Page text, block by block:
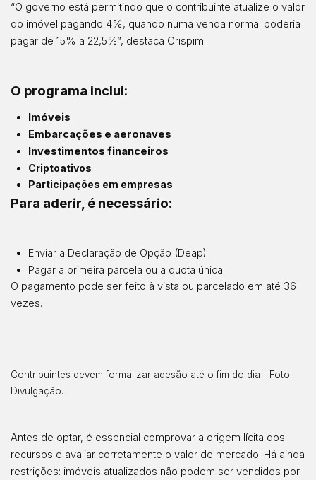
“O governo está permitindo que o contribuinte atualize o valor
do imóvel pagando 4%, quando numa venda normal poderia
pagar de 15% a 22,5%”, destaca Crispim.
O programa inclui:
Imóveis
Embarcações e aeronaves
Investimentos financeiros
Criptoativos
Participações em empresas
Para aderir, é necessário:
Enviar a Declaração de Opção (Deap)
Pagar a primeira parcela ou a quota única
O pagamento pode ser feito à vista ou parcelado em até 36
vezes.
Contribuintes devem formalizar adesão até o fim do dia | Foto:
Divulgação.
Antes de optar, é essencial comprovar a origem lícita dos
recursos e avaliar corretamente o valor de mercado. Há ainda
restrições: imóveis atualizados não podem ser vendidos por